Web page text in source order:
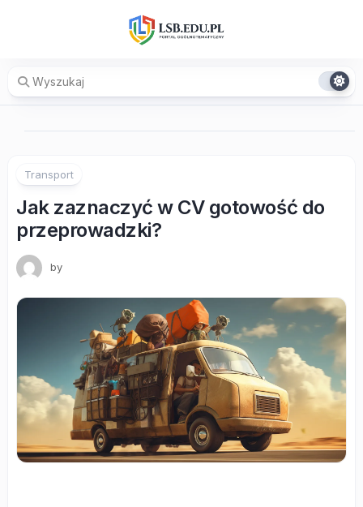
Transport
Jak zaznaczyć w CV gotowość do
przeprowadzki?
by